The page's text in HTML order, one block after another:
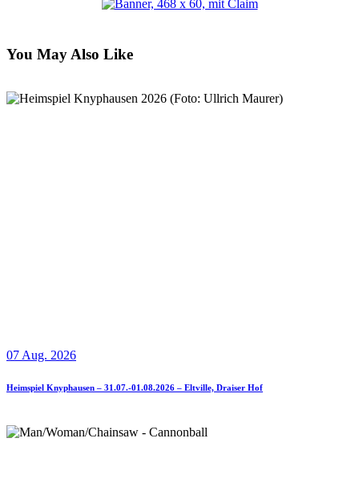
You May Also Like
07 Aug. 2026
Heimspiel Knyphausen – 31.07.-01.08.2026 – Eltville, Draiser Hof